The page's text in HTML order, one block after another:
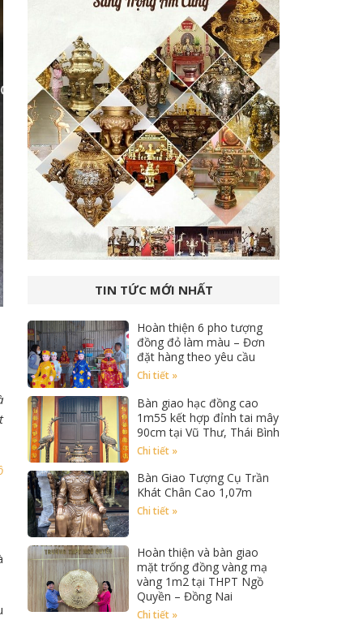
TIN TỨC MỚI NHẤT
Hoàn thiện 6 pho tượng
đồng đỏ làm màu – Đơn
đặt hàng theo yêu cầu
Chi tiết »
Bàn giao hạc đồng cao
1m55 kết hợp đỉnh tai mây
90cm tại Vũ Thư, Thái Bình
Chi tiết »
Bàn Giao Tượng Cụ Trần
Khát Chân Cao 1,07m
Chi tiết »
Hoàn thiện và bàn giao
mặt trống đồng vàng mạ
vàng 1m2 tại THPT Ngồ
Quyền – Đồng Nai
Chi tiết »